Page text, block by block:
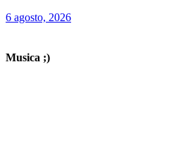
6 agosto, 2026
Musica ;)